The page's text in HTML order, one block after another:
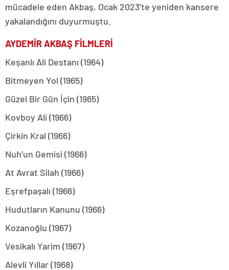
mücadele eden Akbaş, Ocak 2023’te yeniden kansere
yakalandığını duyurmuştu.
AYDEMİR AKBAŞ FİLMLERİ
Keşanlı Ali Destanı (1964)
Bitmeyen Yol (1965)
Güzel Bir Gün İçin (1965)
Kovboy Ali (1966)
Çirkin Kral (1966)
Nuh’un Gemisi (1966)
At Avrat Silah (1966)
Eşrefpaşalı (1966)
Hudutların Kanunu (1966)
Kozanoğlu (1967)
Vesikalı Yarim (1967)
Alevli Yıllar (1968)